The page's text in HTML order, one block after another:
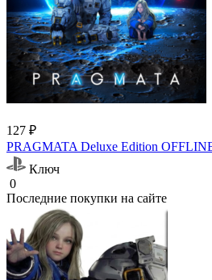
127 ₽
PRAGMATA Deluxe Edition
Ключ
0
Последние покупки на сайте